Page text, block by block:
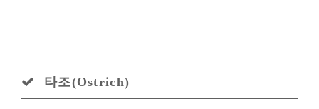
타조(Ostrich)